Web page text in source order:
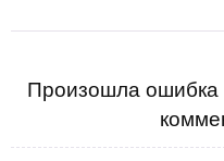
Произошла ошибка